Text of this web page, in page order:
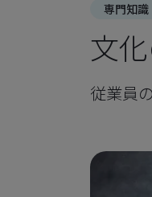
専門知識
文
従業員